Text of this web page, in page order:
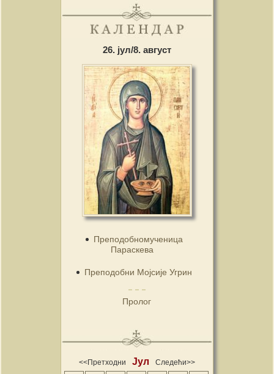
26. јул/8. август
Преподобномученица
Параскева
Преподобни Мојсије Угрин
Пролог
<<Претходни Јул Следећи>>